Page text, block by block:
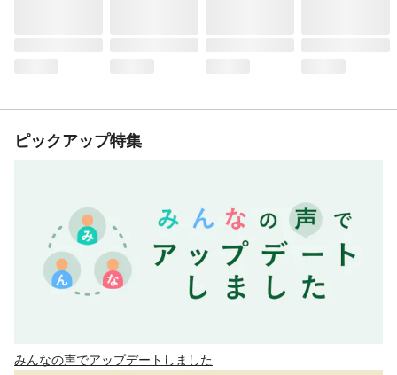
ピックアップ特集
みんなの声でアップデートしました